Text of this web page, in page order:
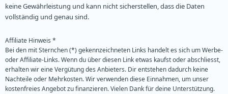
keine Gewährleistung und kann nicht sicherstellen, dass die Daten
vollständig und genau sind.
Affiliate Hinweis *
Bei den mit Sternchen (*) gekennzeichneten Links handelt es sich um Werbe-
oder Affiliate-Links. Wenn du über diesen Link etwas kaufst oder abschliesst,
erhalten wir eine Vergütung des Anbieters. Dir entstehen dadurch keine
Nachteile oder Mehrkosten. Wir verwenden diese Einnahmen, um unser
kostenfreies Angebot zu finanzieren. Vielen Dank für deine Unterstützung.